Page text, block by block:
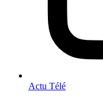
Actu Télé